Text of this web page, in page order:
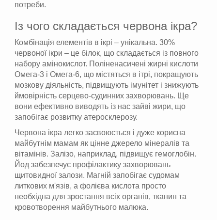
потреби.
Із чого складається червона ікра?
Комбінація елементів в ікрі – унікальна. 30%
червоної ікри – це білок, що складається із повного
набору амінокислот. Поліненасичені жирні кислоти
Омега-3 і Омега-6, що містяться в ітрі, покращують
мозкову діяльність, підвищують імунітет і знижують
ймовірність серцево-судинних захворювань. Ще
вони ефективно виводять із нас зайві жири, що
запобігає розвитку атеросклерозу.
Червона ікра легко засвоюється і дуже корисна
майбутнім мамам як цінне джерело мінералів та
вітамінів. Залізо, наприклад, підвищує гемоглобін.
Йод забезпечує профілактику захворювань
щитовидної залози. Магній запобігає судомам
литкових м'язів, а фолієва кислота просто
необхідна для зростання всіх органів, тканин та
кровотворення майбутнього малюка.